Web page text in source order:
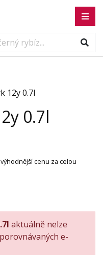
0.7l
cenu za celou
aktuálně nelze
e-